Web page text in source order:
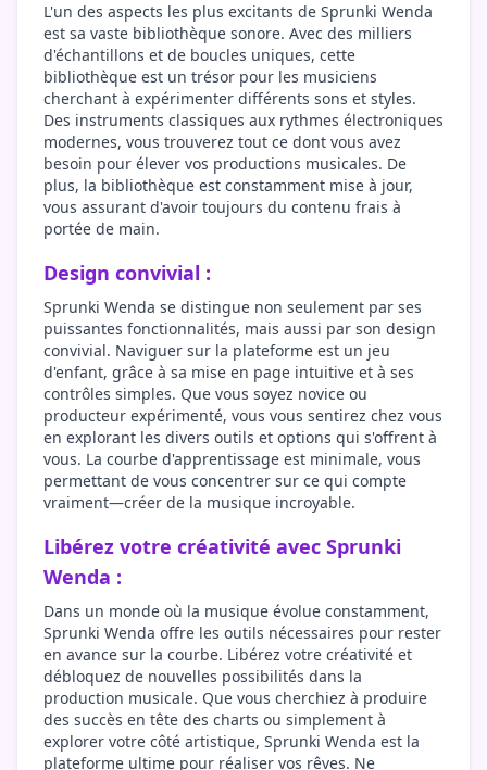
L'un des aspects les plus excitants de Sprunki Wenda
est sa vaste bibliothèque sonore. Avec des milliers
d'échantillons et de boucles uniques, cette
bibliothèque est un trésor pour les musiciens
cherchant à expérimenter différents sons et styles.
Des instruments classiques aux rythmes électroniques
modernes, vous trouverez tout ce dont vous avez
besoin pour élever vos productions musicales. De
plus, la bibliothèque est constamment mise à jour,
vous assurant d'avoir toujours du contenu frais à
portée de main.
Design convivial :
Sprunki Wenda se distingue non seulement par ses
puissantes fonctionnalités, mais aussi par son design
convivial. Naviguer sur la plateforme est un jeu
d'enfant, grâce à sa mise en page intuitive et à ses
contrôles simples. Que vous soyez novice ou
producteur expérimenté, vous vous sentirez chez vous
en explorant les divers outils et options qui s'offrent à
vous. La courbe d'apprentissage est minimale, vous
permettant de vous concentrer sur ce qui compte
vraiment—créer de la musique incroyable.
Libérez votre créativité avec Sprunki
Wenda :
Dans un monde où la musique évolue constamment,
Sprunki Wenda offre les outils nécessaires pour rester
en avance sur la courbe. Libérez votre créativité et
débloquez de nouvelles possibilités dans la
production musicale. Que vous cherchiez à produire
des succès en tête des charts ou simplement à
explorer votre côté artistique, Sprunki Wenda est la
plateforme ultime pour réaliser vos rêves. Ne